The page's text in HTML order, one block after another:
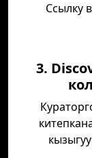
Ссылку
3.